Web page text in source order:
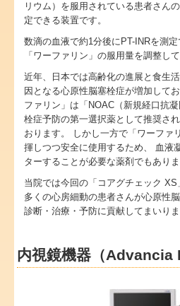
リウム）を服用されている患者さん
定できる装置です。
数滴の血液で約1分後にPT-INRを測
「ワーファリン」の服用量を調整して
近年、日本では高齢化の進展と食生
因となる心原性脳塞栓症が増加して
ファリン」は「NOAC（新規経口抗
栓症予防の第一選択薬として推奨さ
おります。 しかし一方で「ワーファ
揮しつつ安全に使用するため、 血液
ターすることが必要な薬剤でもありま
当院では今回の「コアグチェック
多くの心房細動の患者さんが心原性
診断・治療・予防に貢献してまいりま
内視鏡機器（Advancia